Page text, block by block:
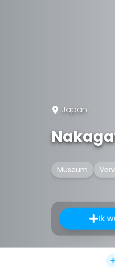
Japan
Museum
Ik